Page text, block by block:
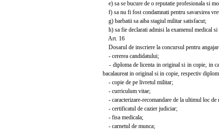
e) sa se bucure de o reputatie profesionala si
f) sa nu fi fost condamnati pentru savarsirea
g) barbatii sa aiba stagiul militar satisfacut;
h) sa fie declarati admisi la examenul medical
Art. 16
Dosarul de inscriere la concursul pentru
- cererea candidatului;
- diploma de licenta in original si in copie, in
bacalaureat in original si in copie, respectiv
- copie de pe livretul militar;
- curriculum vitae;
- caracterizare-recomandare de la ultimul loc de
- certificatul de cazier judiciar;
- fisa medicala;
- carnetul de munca;